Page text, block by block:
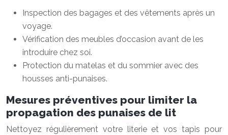
Inspection des bagages et des vêtements après un
voyage.
Vérification des meubles d’occasion avant de les
introduire chez soi.
Protection du matelas et du sommier avec des
housses anti-punaises.
Mesures préventives pour limiter la
propagation des punaises de lit
Nettoyez régulièrement votre literie et vos tapis pour